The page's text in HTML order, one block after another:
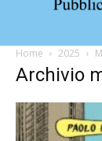
Home 2025
Archivio